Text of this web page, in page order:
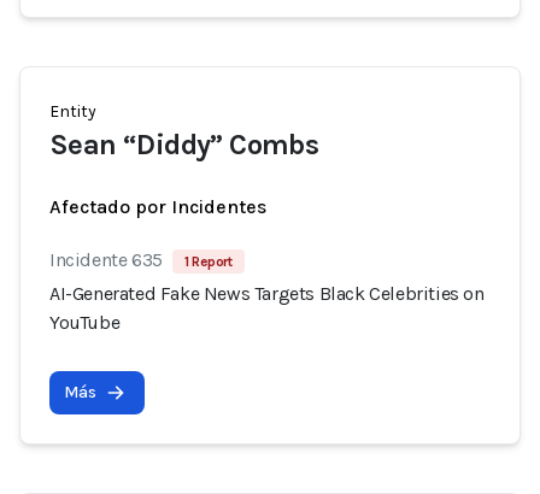
Entity
Sean “Diddy” Combs
Afectado por Incidentes
Incidente 635 1 Report
AI-Generated Fake News Targets Black Celebrities on
YouTube
Más